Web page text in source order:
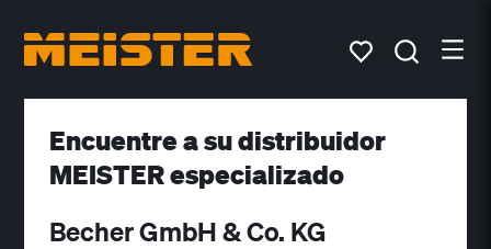
Encuentre a su distribuidor
MEISTER especializado
Becher GmbH & Co. KG